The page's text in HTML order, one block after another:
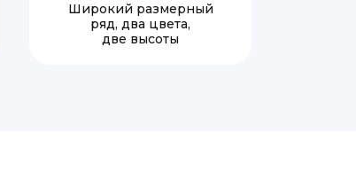
Широкий размерный
ряд, два цвета,
две высоты